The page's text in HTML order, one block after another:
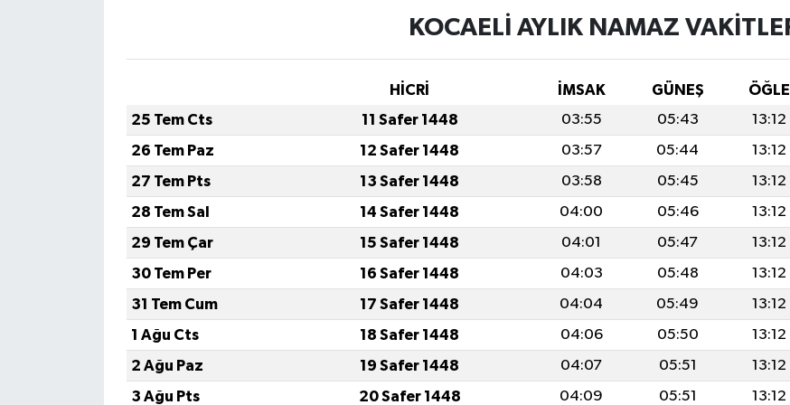
KOCAELİ AYLIK NAMAZ
HİCRİ İMSAK GÜNEŞ ÖĞLE
25 Tem Cts
11 Safer 1448 03:55 05:43 13:12
26 Tem Paz
12 Safer 1448 03:57 05:44 13:12
27 Tem Pts
13 Safer 1448 03:58 05:45 13:12
28 Tem Sal
14 Safer 1448 04:00 05:46 13:12
29 Tem Çar
15 Safer 1448 04:01 05:47 13:12
30 Tem Per
16 Safer 1448 04:03 05:48 13:12
31 Tem Cum
17 Safer 1448 04:04 05:49 13:12
1 Ağu Cts
18 Safer 1448 04:06 05:50 13:12
2 Ağu Paz
19 Safer 1448 04:07 05:51 13:12
3 Ağu Pts
20 Safer 1448 04:09 05:51 13:12